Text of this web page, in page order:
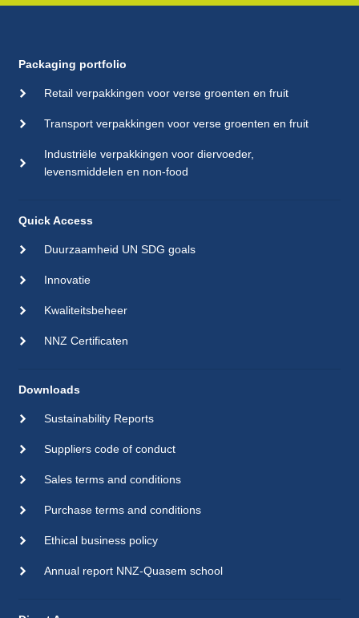
Packaging portfolio
Retail verpakkingen voor verse groenten en fruit
Transport verpakkingen voor verse groenten en fruit
Industriële verpakkingen voor diervoeder,
levensmiddelen en non-food
Quick Access
Duurzaamheid UN SDG goals
Innovatie
Kwaliteitsbeheer
NNZ Certificaten
Downloads
Sustainability Reports
Suppliers code of conduct
Sales terms and conditions
Purchase terms and conditions
Ethical business policy
Annual report NNZ-Quasem school